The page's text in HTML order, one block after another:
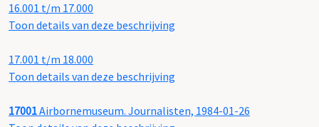
16.001 t/m 17.000
Toon details van deze beschrijving
17.001 t/m 18.000
Toon details van deze beschrijving
17001Airbornemuseum. Journalisten, 1984-01-26